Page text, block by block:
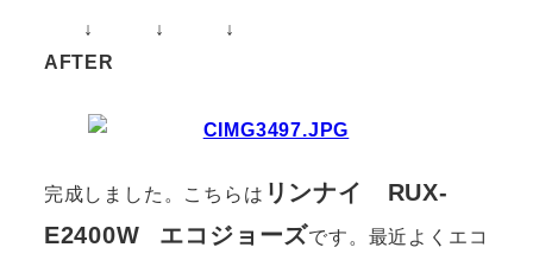
↓ ↓ ↓
AFTER
完成しました。こちらは リンナイ RUX-
E2400W
エコジョーズです。最近よくエコ